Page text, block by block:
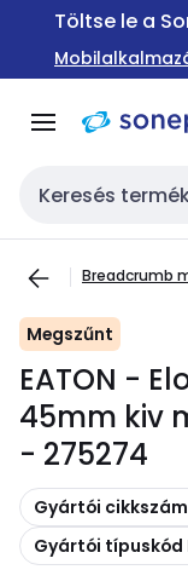
Ugrás aTöltse le a
Keresési bemenet
Breadcrumb
Megszűnt
EATON -
45mm kiv
- 275274
Másolás
Gyártói
Másolás
Gyártói típuskód